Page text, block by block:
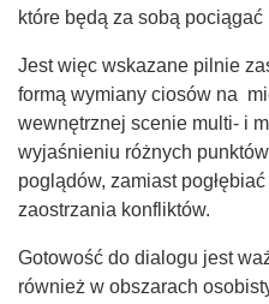
które będą za sobą
Jest więc wskazane pilnie
formą wymiany ciosów na
wewnętrznej scenie multi- i
wyjaśnieniu różnych
poglądów, zamiast
zaostrzania konfliktów.
Gotowość do dialogu jest
również w obszarach